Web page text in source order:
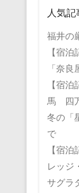
人気
福井の
【宿
「奈
【宿
馬 四
冬の「
で
【宿
レッジ
サグラ